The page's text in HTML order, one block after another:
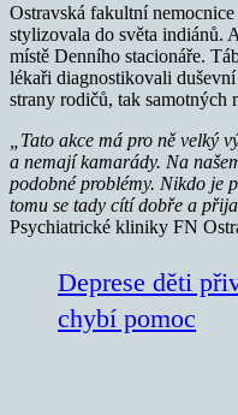
Ostravská fakultní
stylizovala do světa indiánů.
místě Denního stacionáře.
lékaři diagnostikovali
strany rodičů, tak samotných
„Tato akce má pro ně velký
a nemají kamarády. Na
podobné problémy. Nikdo je
tomu se tady cítí dobře a
Psychiatrické kliniky FN
Deprese děti
chybí pomoc